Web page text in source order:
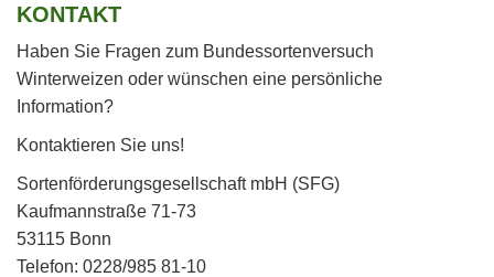
KONTAKT
Haben Sie Fragen zum Bundessortenversuch
Winterweizen oder wünschen eine persönliche
Information?
Kontaktieren Sie uns!
Sortenförderungsgesellschaft mbH (SFG)
Kaufmannstraße 71-73
53115 Bonn
Telefon: 0228/985 81-10